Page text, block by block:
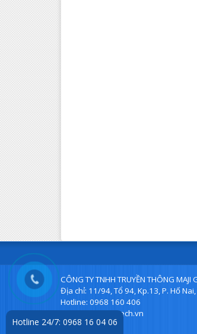
CÔNG TY TNHH TRUYỀN THÔNG MAJI
Địa chỉ: 11/94, Tổ 94, Kp.13, P. Hố
Hotline: 0968 160 406
Email: info@mmtech.vn
Hotline 24/7: 0968 16 04 06